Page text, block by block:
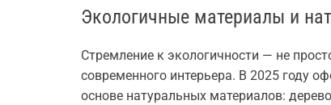
Экологичные материалы и
Стремление к экологичности — не
современного интерьера. В 2025 году
основе натуральных материалов: